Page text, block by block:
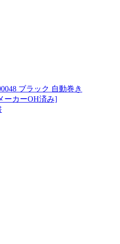
ブラック 自動巻き
ーカーOH済み]